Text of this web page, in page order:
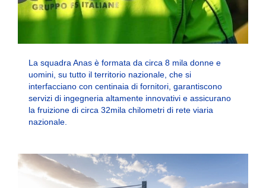
La squadra Anas è formata da circa 8 mila donne e
uomini, su tutto il territorio nazionale, che si
interfacciano con centinaia di fornitori, garantiscono
servizi di ingegneria altamente innovativi e assicurano
la fruizione di circa 32mila chilometri di rete viaria
nazionale.